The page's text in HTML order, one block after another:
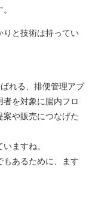
りと技術は持ってい
れる、排便管理アプ
者を対象に腸内フロ
や販売につなげた
ますね。
あるために、ます